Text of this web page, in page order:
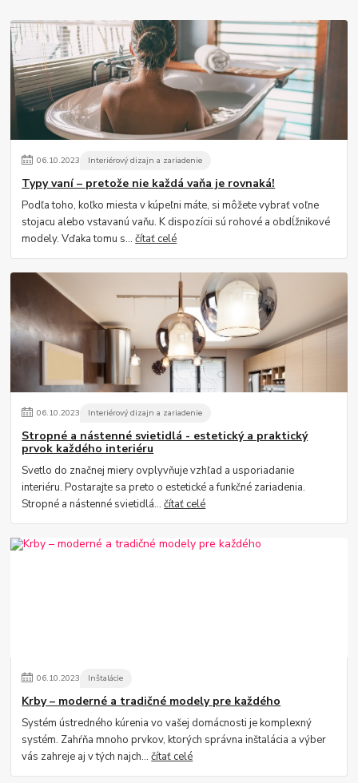
06.10.2023 Interiérový dizajn a zariadenie
Typy vaní – pretože nie každá vaňa je rovnaká!
Podľa toho, koľko miesta v kúpeľni máte, si môžete vybrať voľne
stojacu alebo vstavanú vaňu. K dispozícii sú rohové a obdĺžnikové
modely. Vďaka tomu s...čítať celé
06.10.2023 Interiérový dizajn a zariadenie
Stropné a nástenné svietidlá - estetický a praktický
prvok každého interiéru
Svetlo do značnej miery ovplyvňuje vzhľad a usporiadanie
interiéru. Postarajte sa preto o estetické a funkčné zariadenia.
Stropné a nástenné svietidlá...čítať celé
06.10.2023 Inštalácie
Krby – moderné a tradičné modely pre každého
Systém ústredného kúrenia vo vašej domácnosti je komplexný
systém. Zahŕňa mnoho prvkov, ktorých správna inštalácia a výber
vás zahreje aj v tých najch...čítať celé